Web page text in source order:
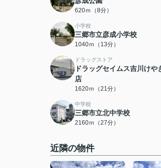
620ｍ（8分）
小学校
三郷市立彦成小学校
1040ｍ（13分）
ドラッグストア
ドラッグセイムス吉川けや
店
1620ｍ（21分）
中学校
三郷市立北中学校
2160ｍ（27分）
近隣の物件